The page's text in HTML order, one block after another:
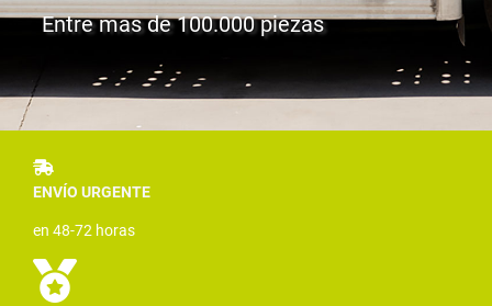
Entre mas de 100.000 piezas
ENVÍO URGENTE
en 48-72 horas